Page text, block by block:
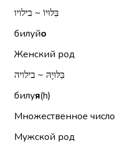
בִּלּוּיוֹ ~ בילויו
билуйо
Женский род
בִּלּוּיָהּ ~ בילויה
билуя(h)
Множественное число
Мужской род